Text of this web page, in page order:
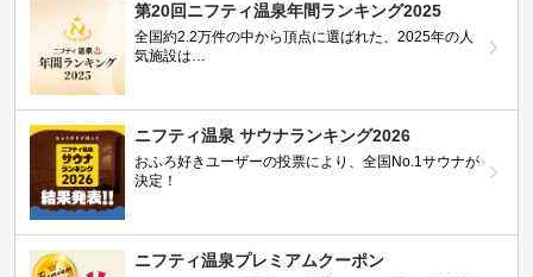
第20回ニフティ温泉年間ランキング2025
全国約2.2万件の中から頂点に選ばれた、2025年の人
気施設は…
ニフティ温泉 サウナランキング2026
おふろ好きユーザーの投票により、全国No.1サウナが
決定！
ニフティ温泉プレミアムクーポン